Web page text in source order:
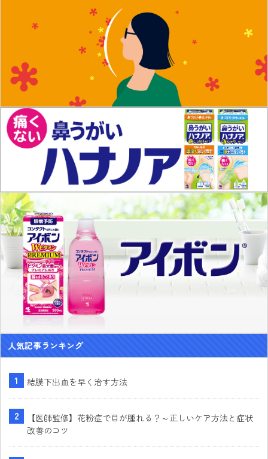
人気記事ランキング
結膜下出血を早く治す方法
【医師監修】花粉症で目が腫れる？～正しいケア方法と症状
改善のコツ